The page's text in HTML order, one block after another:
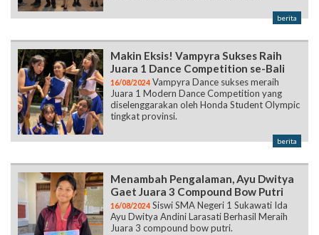
berita
Makin Eksis! Vampyra Sukses Raih
Juara 1 Dance Competition se-Bali
16/08/2024 Vampyra Dance sukses meraih
Juara 1 Modern Dance Competition yang
diselenggarakan oleh Honda Student Olympic
tingkat provinsi.
berita
Menambah Pengalaman, Ayu Dwitya
Gaet Juara 3 Compound Bow Putri
16/08/2024 Siswi SMA Negeri 1 Sukawati Ida
Ayu Dwitya Andini Larasati Berhasil Meraih
Juara 3 compound bow putri.